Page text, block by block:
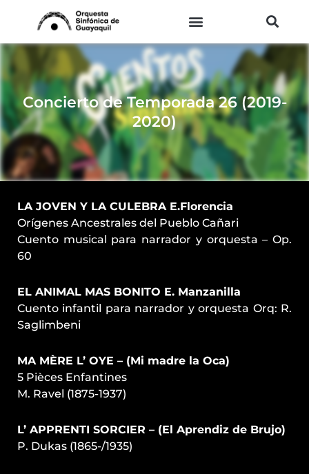
contenido
Concierto de Temporada 26 (2019-
2020)
LA JOVEN Y LA CULEBRA E.Florencia
Orígenes Ancestrales del Pueblo Cañari
Cuento musical para narrador y orquesta – Op.
60
EL ANIMAL MAS BONITO E. Manzanilla
Cuento infantil para narrador y orquesta Orq: R.
Saglimbeni
MA MÈRE L’ OYE – (Mi madre la Oca)
5 Pièces Enfantines
M. Ravel (1875-1937)
L’ APPRENTI SORCIER – (El Aprendiz de Brujo)
P. Dukas (1865-/1935)